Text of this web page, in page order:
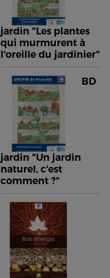
jardin "Les plantes
qui murmurent à
l'oreille du jardinier"
BD
jardin "Un jardin
naturel, c'est
comment ?"